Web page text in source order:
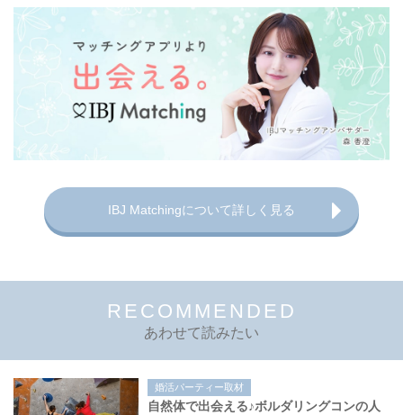
IBJ Matchingについて詳しく見る
RECOMMENDED
あわせて読みたい
婚活パーティー取材
自然体で出会える♪ボルダリングコンの人